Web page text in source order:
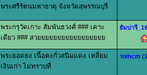
พระศรีรัตนมหาธาตุ จังหวัดสุพรรณบุรี
พระกรุวัดเกาะ สัมพันธวงศ์ ### เคาะ
เดียว ### สวยยยยยยยยยยยยยยยยย
ธัมปารี
พระยอดธง เนื้อตะกั่วสนิมแดง เหลี่ยม
เงินเก่า ไม่ทราบที่
tomcm (